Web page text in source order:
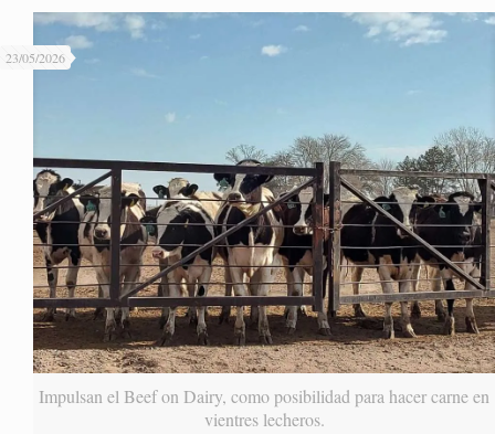
Impulsan el Beef on Dairy, como posibilidad para hacer carne en
vientres lecheros.
23/05/2026